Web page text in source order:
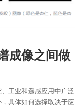
成像之间做
工业和遥感应用中广泛
具体如何选择取决于应